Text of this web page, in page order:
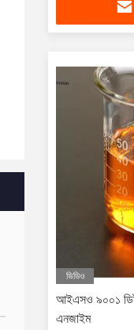
ভিডিও
আইএসও ৯০০১
এনজাইম